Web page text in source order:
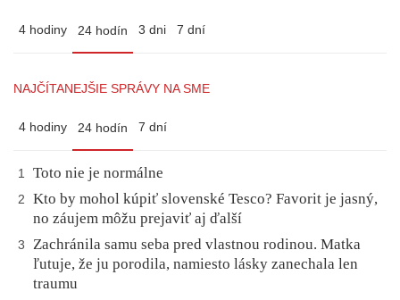
4 hodiny 24 hodín 3 dni 7 dní
NAJČÍTANEJŠIE SPRÁVY NA SME
4 hodiny 24 hodín 7 dní
1 Toto nie je normálne
2
Kto by mohol kúpiť slovenské Tesco? Favorit je jasný,
no záujem môžu prejaviť aj ďalší
3
Zachránila samu seba pred vlastnou rodinou. Matka
ľutuje, že ju porodila, namiesto lásky zanechala len
traumu